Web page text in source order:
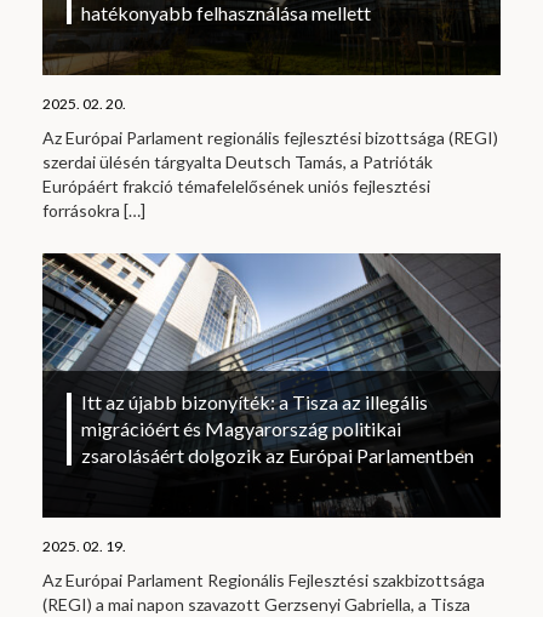
hatékonyabb felhasználása mellett
2025. 02. 20.
Az Európai Parlament regionális fejlesztési bizottsága (REGI)
szerdai ülésén tárgyalta Deutsch Tamás, a Patrióták
Európáért frakció témafelelősének uniós fejlesztési
forrásokra […]
Itt az újabb bizonyíték: a Tisza az illegális
migrációért és Magyarország politikai
zsarolásáért dolgozik az Európai Parlamentben
2025. 02. 19.
Az Európai Parlament Regionális Fejlesztési szakbizottsága
(REGI) a mai napon szavazott Gerzsenyi Gabriella, a Tisza